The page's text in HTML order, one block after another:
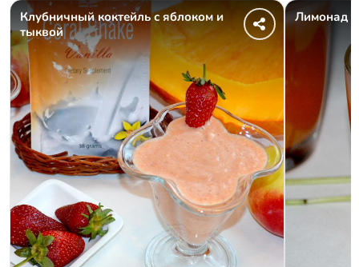
Клубничный коктейль с яблоком и
тыквой
Лимонад